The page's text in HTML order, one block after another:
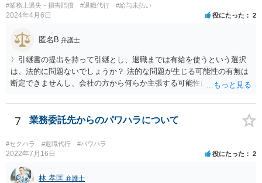
#業務上過失・損害賠償 #退職代行 #給与未払い
2024年4月6日 役にたった 2
匿名B 弁護士
〉引継書の提出を持って引継とし、退職までは有給を使うという選択
は、法的に問題ないでしょうか？ 法的な問題が生じる可能性の有無は
断定できませんし、会社の方から何らか主張する可能性はあります。
ん。 それよりも、書いておられる事情がある場合は、いつ、どのよう
な方法で、退職の意思及び退職日まで全日有給休暇を使用することを
会社に伝えるかが、問題になるかもしれないです。 場合よっては退職
代行の利用などもご検討なさってください。
7 業務委託先からのパワハラについて
#セクハラ #退職代行 #パワハラ
2022年7月16日 役にたった 2
林 孝匡 弁護士